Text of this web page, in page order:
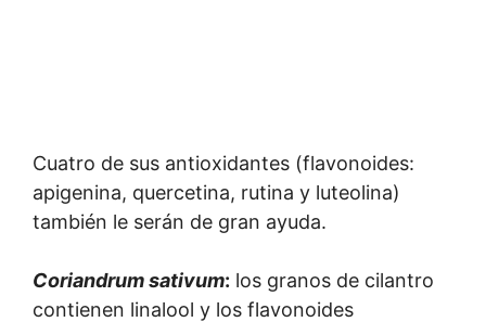
Cuatro de sus antioxidantes (flavonoides:
apigenina, quercetina, rutina y luteolina)
también le serán de gran ayuda.
Coriandrum sativum: los granos de cilantro
contienen linalool y los flavonoides